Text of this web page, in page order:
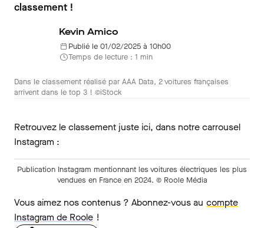
classement !
Kevin Amico
Publié le 01/02/2025 à 10h00
Temps de lecture : 1 min
Dans le classement réalisé par AAA Data, 2 voitures françaises
arrivent dans le top 3 ! ©iStock
Retrouvez le classement juste ici, dans notre carrousel
Instagram :
Publication Instagram mentionnant les voitures électriques les plus
vendues en France en 2024. © Roole Média
Vous aimez nos contenus ? Abonnez-vous au compte
Instagram de Roole !